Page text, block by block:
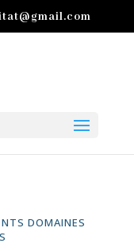
DOMAINES